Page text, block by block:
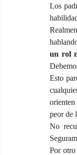
Los
un rol
Esto
peor de
No
Por otro